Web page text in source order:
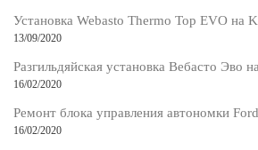
Установка Webasto Thermo Top EVO на
13/09/2020
Разгильдяйская установка Вебасто Эво
16/02/2020
Ремонт блока управления автономки
16/02/2020